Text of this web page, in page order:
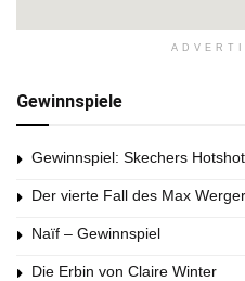
Gewinnspiele
Gewinnspiel: Skechers Hotshot
Der vierte Fall des Max
Naïf – Gewinnspiel
Die Erbin von Claire Winter